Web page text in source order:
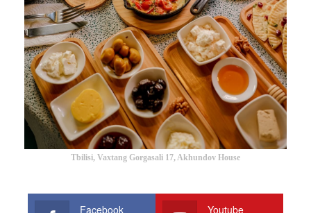
Tbilisi, Vaxtang Gorgasali 17, Akhundov House
Facebook Youtube